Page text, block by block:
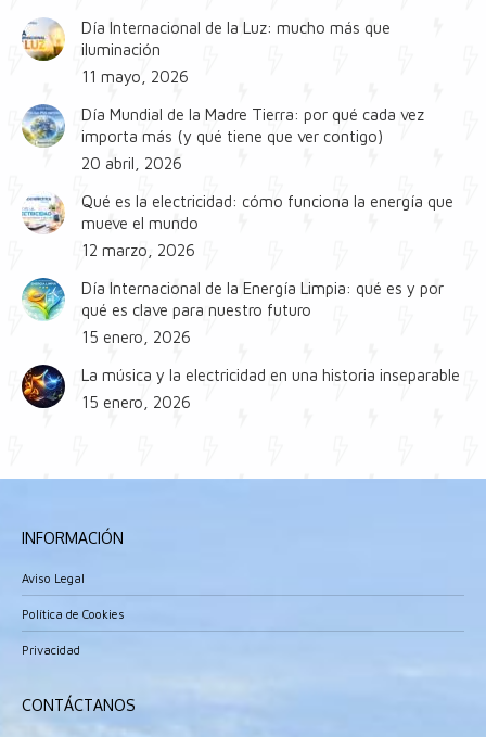
Día Internacional de la Luz: mucho más que
iluminación
11 mayo, 2026
Día Mundial de la Madre Tierra: por qué cada vez
importa más (y qué tiene que ver contigo)
20 abril, 2026
Qué es la electricidad: cómo funciona la energía que
mueve el mundo
12 marzo, 2026
Día Internacional de la Energía Limpia: qué es y por
qué es clave para nuestro futuro
15 enero, 2026
La música y la electricidad en una historia inseparable
15 enero, 2026
INFORMACIÓN
Aviso Legal
Política de Cookies
Privacidad
CONTÁCTANOS